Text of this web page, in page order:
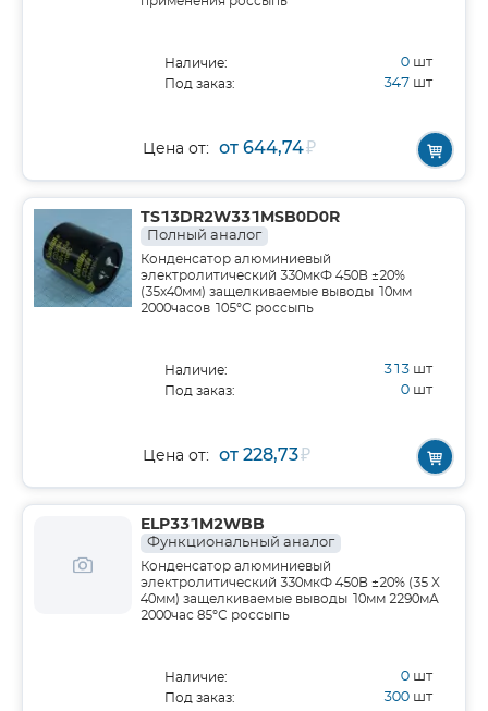
Наличие: 0 шт
Под заказ: 347 шт
Цена от: от 644,74₽
TS13DR2W331MSB0D0R
Полный аналог
Конденсатор алюминиевый
электролитический 330мкФ 450В ±20%
(35х40мм) защелкиваемые выводы 10мм
2000часов 105°C россыпь
Наличие: 313 шт
Под заказ: 0 шт
Цена от: от 228,73₽
ELP331M2WBB
Функциональный аналог
Конденсатор алюминиевый
электролитический 330мкФ 450В ±20% (35 X
40мм) защелкиваемые выводы 10мм 2290мА
2000час 85°С россыпь
Наличие: 0 шт
Под заказ: 300 шт